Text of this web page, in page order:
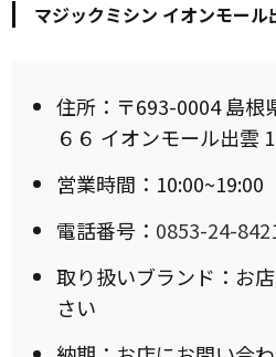
マジックミシン イオンモー
住所：〒693-0004 島根
６６ イオンモール出雲
営業時間：10:00~19:00
電話番号： 0853-24-
取り扱いブランド：お
さい